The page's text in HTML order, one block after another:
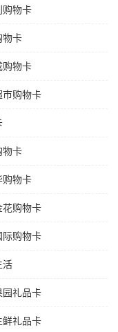
购物卡
物卡
购物卡
市购物卡
物卡
购物卡
花购物卡
际购物卡
活
园礼品卡
鲜礼品卡